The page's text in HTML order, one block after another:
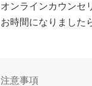
オンラインカウンセ
お時間になりました
注意事項